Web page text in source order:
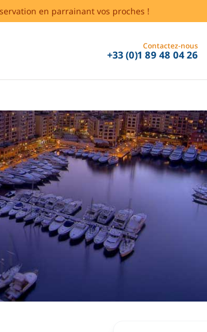
en parrainant vos proches !
Contactez-nous
+33 (0)1 89 48 04 26